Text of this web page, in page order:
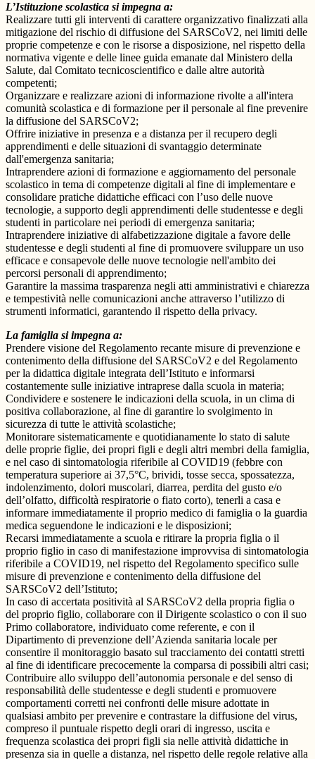
L’Istituzione scolastica si impegna a:
Realizzare tutti gli interventi di carattere organizzativo finalizzati alla
mitigazione del rischio di diffusione del SARSCoV2, nei limiti delle
proprie competenze e con le risorse a disposizione, nel rispetto della
normativa vigente e delle linee guida emanate dal Ministero della
Salute, dal Comitato tecnicoscientifico e dalle altre autorità
competenti;
Organizzare e realizzare azioni di informazione rivolte a all'intera
comunità scolastica e di formazione per il personale al fine prevenire
la diffusione del SARSCoV2;
Offrire iniziative in presenza e a distanza per il recupero degli
apprendimenti e delle situazioni di svantaggio determinate
dall'emergenza sanitaria;
Intraprendere azioni di formazione e aggiornamento del personale
scolastico in tema di competenze digitali al fine di implementare e
consolidare pratiche didattiche efficaci con l’uso delle nuove
tecnologie, a supporto degli apprendimenti delle studentesse e degli
studenti in particolare nei periodi di emergenza sanitaria;
Intraprendere iniziative di alfabetizzazione digitale a favore delle
studentesse e degli studenti al fine di promuovere sviluppare un uso
efficace e consapevole delle nuove tecnologie nell'ambito dei
percorsi personali di apprendimento;
Garantire la massima trasparenza negli atti amministrativi e chiarezza
e tempestività nelle comunicazioni anche attraverso l’utilizzo di
strumenti informatici, garantendo il rispetto della privacy.
La famiglia si impegna a:
Prendere visione del Regolamento recante misure di prevenzione e
contenimento della diffusione del SARSCoV2 e del Regolamento
per la didattica digitale integrata dell’Istituto e informarsi
costantemente sulle iniziative intraprese dalla scuola in materia;
Condividere e sostenere le indicazioni della scuola, in un clima di
positiva collaborazione, al fine di garantire lo svolgimento in
sicurezza di tutte le attività scolastiche;
Monitorare sistematicamente e quotidianamente lo stato di salute
delle proprie figlie, dei propri figli e degli altri membri della famiglia,
e nel caso di sintomatologia riferibile al COVID19 (febbre con
temperatura superiore ai 37,5°C, brividi, tosse secca, spossatezza,
indolenzimento, dolori muscolari, diarrea, perdita del gusto e/o
dell’olfatto, difficoltà respiratorie o fiato corto), tenerli a casa e
informare immediatamente il proprio medico di famiglia o la guardia
medica seguendone le indicazioni e le disposizioni;
Recarsi immediatamente a scuola e ritirare la propria figlia o il
proprio figlio in caso di manifestazione improvvisa di sintomatologia
riferibile a COVID19, nel rispetto del Regolamento specifico sulle
misure di prevenzione e contenimento della diffusione del
SARSCoV2 dell’Istituto;
In caso di accertata positività al SARSCoV2 della propria figlia o
del proprio figlio, collaborare con il Dirigente scolastico o con il suo
Primo collaboratore, individuato come referente, e con il
Dipartimento di prevenzione dell’Azienda sanitaria locale per
consentire il monitoraggio basato sul tracciamento dei contatti stretti
al fine di identificare precocemente la comparsa di possibili altri casi;
Contribuire allo sviluppo dell’autonomia personale e del senso di
responsabilità delle studentesse e degli studenti e promuovere
comportamenti corretti nei confronti delle misure adottate in
qualsiasi ambito per prevenire e contrastare la diffusione del virus,
compreso il puntuale rispetto degli orari di ingresso, uscita e
frequenza scolastica dei propri figli sia nelle attività didattiche in
presenza sia in quelle a distanza, nel rispetto delle regole relative alla